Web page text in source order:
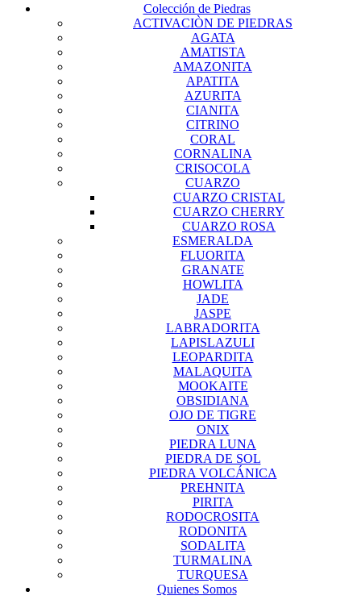
Colección de Piedras
ACTIVACIÒN DE PIEDRAS
AGATA
AMATISTA
AMAZONITA
APATITA
AZURITA
CIANITA
CITRINO
CORAL
CORNALINA
CRISOCOLA
CUARZO
CUARZO CRISTAL
CUARZO CHERRY
CUARZO ROSA
ESMERALDA
FLUORITA
GRANATE
HOWLITA
JADE
JASPE
LABRADORITA
LAPISLAZULI
LEOPARDITA
MALAQUITA
MOOKAITE
OBSIDIANA
OJO DE TIGRE
ONIX
PIEDRA LUNA
PIEDRA DE SOL
PIEDRA VOLCÁNICA
PREHNITA
PIRITA
RODOCROSITA
RODONITA
SODALITA
TURMALINA
TURQUESA
Quienes Somos